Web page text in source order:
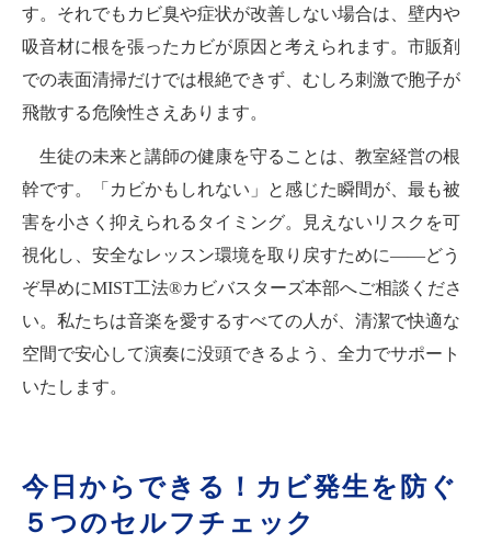
す。それでもカビ臭や症状が改善しない場合は、壁内や
吸音材に根を張ったカビが原因と考えられます。市販剤
での表面清掃だけでは根絶できず、むしろ刺激で胞子が
飛散する危険性さえあります。
生徒の未来と講師の健康を守ることは、教室経営の根
幹です。「カビかもしれない」と感じた瞬間が、最も被
害を小さく抑えられるタイミング。見えないリスクを可
視化し、安全なレッスン環境を取り戻すために――どう
ぞ早めにMIST工法®カビバスターズ本部へご相談くださ
い。私たちは音楽を愛するすべての人が、清潔で快適な
空間で安心して演奏に没頭できるよう、全力でサポート
いたします。
今日からできる！カビ発生を防ぐ
５つのセルフチェック